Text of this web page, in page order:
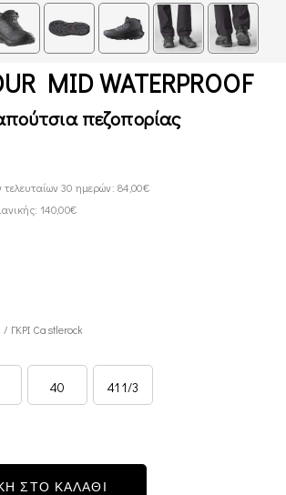
MID WATERPROOF
πεζοπορίας
30 ημερών: 84,00€
140,00€
ΓΚΡΙ Castlerock
40 41 1/3
ΣΤΟ ΚΑΛΑΘΙ